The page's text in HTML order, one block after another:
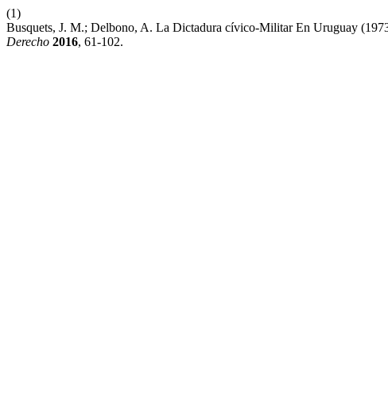
(1)
Busquets, J. M.; Delbono, A. La Dictadura cívico-Militar En Uruguay
Derecho 2016, 61-102.